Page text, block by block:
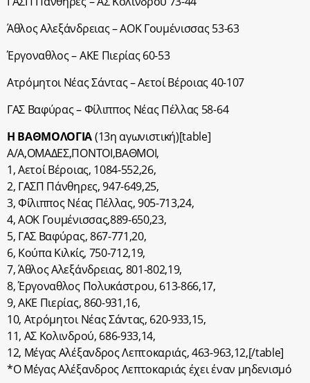
Άθλος Αλεξάνδρειας – ΑΟΚ Γουμένισσας 53-63
Έργοναθλος – ΑΚΕ Πιερίας 60-53
Ατρόμητοι Νέας Σάντας – Αετοί Βέροιας 40-107
ΓΑΣ Βαφύρας – Φίλιππος Νέας Πέλλας 58-64
Η ΒΑΘΜΟΛΟΓΙΑ(13η αγωνιστική)[table]
Α/Α,ΟΜΑΔΕΣ,ΠΟΝΤΟΙ,BΑΘΜΟΙ,
1, Αετοί Βέροιας, 1084-552,26,
2, ΓΑΣΠ Πάνθηρες, 947-649,25,
3, Φίλιππος Νέας Πέλλας, 905-713,24,
4, ΑΟΚ Γουμένισσας,889-650,23,
5, ΓΑΣ Βαφύρας, 867-771,20,
6, Κούπα Κιλκίς, 750-712,19,
7, Άθλος Αλεξάνδρειας, 801-802,19,
8, Έργοναθλος Πολυκάστρου, 613-866,17,
9, ΑΚΕ Πιερίας, 860-931,16,
10, Ατρόμητοι Νέας Σάντας, 620-933,15,
11, ΑΣ Κολινδρού, 686-933,14,
12, Μέγας Αλέξανδρος Λεπτοκαριάς, 463-963,12,[/table]
*O Μέγας Αλέξανδρος Λεπτοκαριάς έχει έναν μηδενισμό